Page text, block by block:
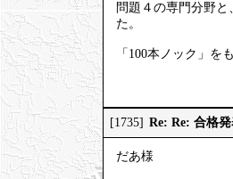
問題４の専門分野
た。
「100本ノック」
[1735] Re: Re: 合格
だあ様